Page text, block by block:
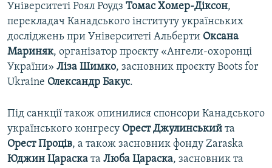
Університеті Роял Роудз Томас Хомер-Діксон,
перекладач Канадського інституту українських
досліджень при Університеті Альберти Оксана
Мариняк, організатор проєкту «Ангели-охоронці
України» Ліза Шимко, засновник проєкту Boots for
Ukraine Олександр Бакус.
Під санкції також опинилися спонсори Канадського
українського конгресу Орест Джулинський та
Орест Проців, а також засновник фонду Zaraska
Юджин Цараска та Люба Цараска, засновник та